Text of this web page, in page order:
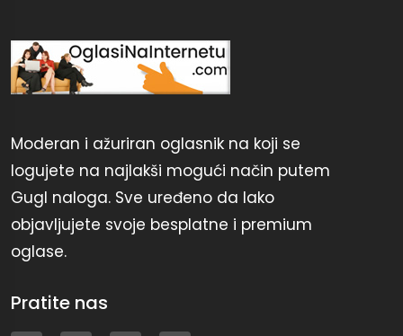
Moderan i ažuriran oglasnik na koji se
logujete na najlakši mogući način putem
Gugl naloga. Sve uređeno da lako
objavljujete svoje besplatne i premium
oglase.
Pratite nas